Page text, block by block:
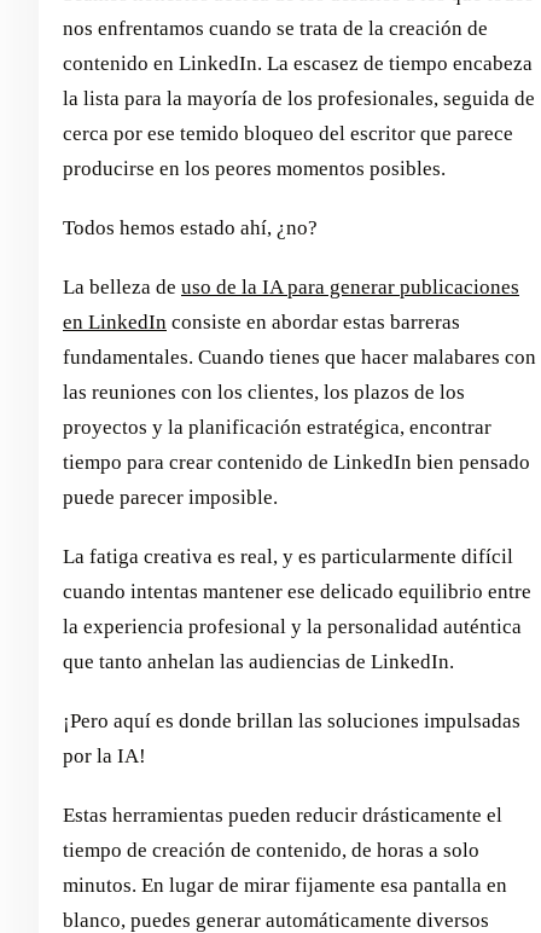
nos enfrentamos cuando se trata de la creación de
contenido en LinkedIn. La escasez de tiempo encabeza
la lista para la mayoría de los profesionales, seguida de
cerca por ese temido bloqueo del escritor que parece
producirse en los peores momentos posibles.
Todos hemos estado ahí, ¿no?
La belleza de uso de la IA para generar publicaciones
en LinkedIn consiste en abordar estas barreras
fundamentales. Cuando tienes que hacer malabares con
las reuniones con los clientes, los plazos de los
proyectos y la planificación estratégica, encontrar
tiempo para crear contenido de LinkedIn bien pensado
puede parecer imposible.
La fatiga creativa es real, y es particularmente difícil
cuando intentas mantener ese delicado equilibrio entre
la experiencia profesional y la personalidad auténtica
que tanto anhelan las audiencias de LinkedIn.
¡Pero aquí es donde brillan las soluciones impulsadas
por la IA!
Estas herramientas pueden reducir drásticamente el
tiempo de creación de contenido, de horas a solo
minutos. En lugar de mirar fijamente esa pantalla en
blanco, puedes generar automáticamente diversos